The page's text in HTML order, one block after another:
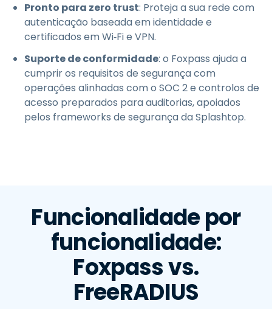
Pronto para zero trust: Proteja a sua rede com
autenticação baseada em identidade e
certificados em Wi‑Fi e VPN.
Suporte de conformidade: o Foxpass ajuda a
cumprir os requisitos de segurança com
operações alinhadas com o SOC 2 e controlos de
acesso preparados para auditorias, apoiados
pelos frameworks de segurança da Splashtop.
Funcionalidade por
funcionalidade:
Foxpass vs.
FreeRADIUS